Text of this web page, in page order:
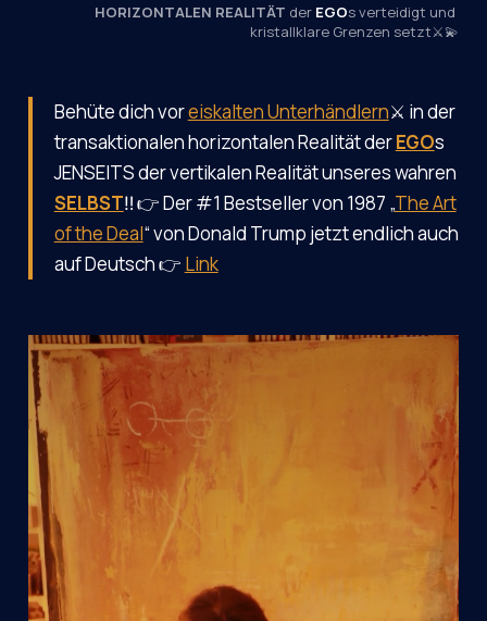
HORIZONTALEN REALITÄT der EGOs verteidigt und
kristallklare Grenzen setzt⚔️💫
Behüte dich voreiskalten Unterhändlern⚔️ in der
transaktionalen horizontalen Realität derEGOs
JENSEITS der vertikalen Realität unseres wahren
SELBST‼️ 👉 Der #1 Bestseller von 1987 „The Art
of the Deal“ von Donald Trump jetzt endlich auch
auf Deutsch 👉 Link